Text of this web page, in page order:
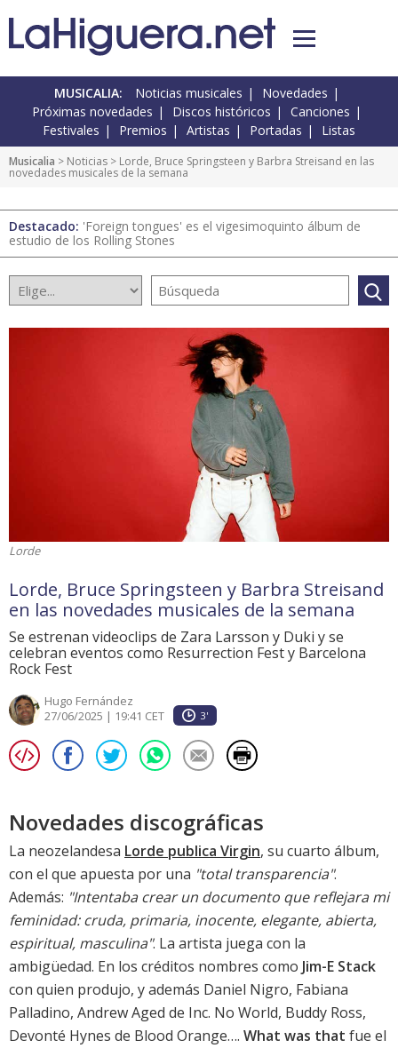
MUSICALIA: Noticias musicales
Novedades
Próximas novedades
Discos históricos
Canciones
Festivales
Premios Artistas Portadas Listas
Musicalia > Noticias > Lorde, Bruce Springsteen y Barbra Streisand en las
novedades musicales de la semana
Destacado: 'Foreign tongues' es el vigesimoquinto álbum de
estudio de los Rolling Stones
Lorde
Lorde, Bruce Springsteen y Barbra Streisand
en las novedades musicales de la semana
Se estrenan videoclips de Zara Larsson y Duki y se
celebran eventos como Resurrection Fest y Barcelona
Rock Fest
Hugo Fernández
27/06/2025 | 19:41 CET
3'
Novedades discográficas
La neozelandesa Lorde publica Virgin, su cuarto álbum,
con el que apuesta por una "total transparencia".
Además: "Intentaba crear un documento que reflejara mi
feminidad: cruda, primaria, inocente, elegante, abierta,
espiritual, masculina". La artista juega con la
ambigüedad. En los créditos nombres como Jim-E Stack
con quien produjo, y además Daniel Nigro, Fabiana
Palladino, Andrew Aged de Inc. No World, Buddy Ross,
Devonté Hynes de Blood Orange…. What was that fue el